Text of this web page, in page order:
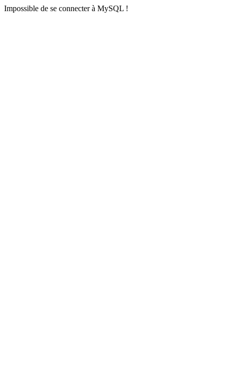
Impossible de se connecter à MySQL !